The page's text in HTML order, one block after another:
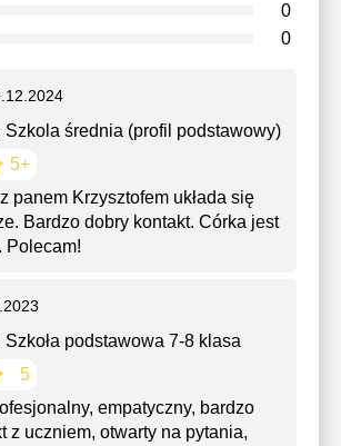
0
0
Szkola średnia (profil podstawowy)
5+
panem Krzysztofem układa się
Bardzo dobry kontakt. Córka jest
Polecam!
Szkoła podstawowa 7-8 klasa
5
empatyczny, bardzo
z uczniem, otwarty na pytania,